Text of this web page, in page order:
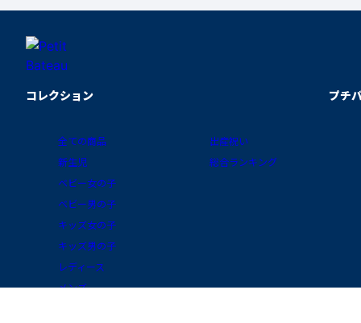
コレクション
全ての商品
新生児
ベビー女の子
ベビー男の子
キッズ女の子
キッズ男の子
レディース
メンズ
出産祝い
総合ランキング
プチ